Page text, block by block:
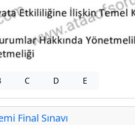
C D E
Final Sınavı